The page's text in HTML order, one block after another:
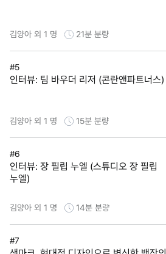
김양아 외 1 명 21분 분량
#5
인터뷰: 팀 바우더 리저 (콘란앤파트너스)
김양아 외 1 명 15분 분량
#6
인터뷰: 장 필립 누엘 (스튜디오 장 필립
누엘)
김양아 외 1 명 14분 분량
#7